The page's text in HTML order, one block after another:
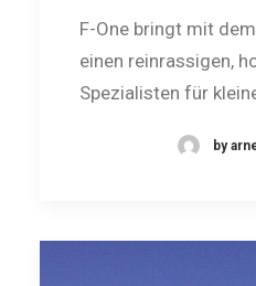
F-One bringt mit
einen reinrassigen,
Spezialisten für
by